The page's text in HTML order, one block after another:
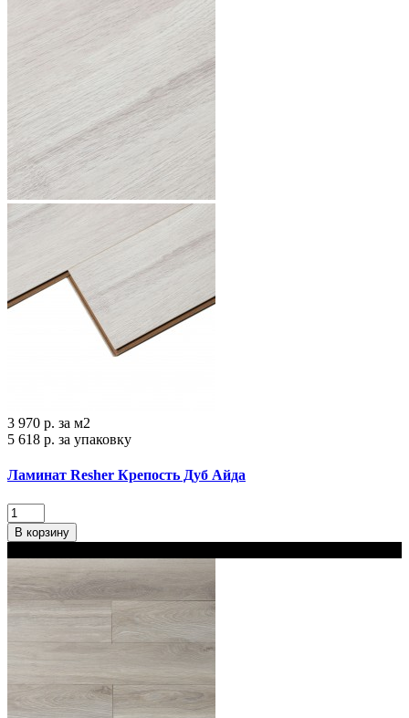
3 970 р. за м2
5 618 р. за упаковку
Ламинат Resher Крепость Дуб Айда
В корзину